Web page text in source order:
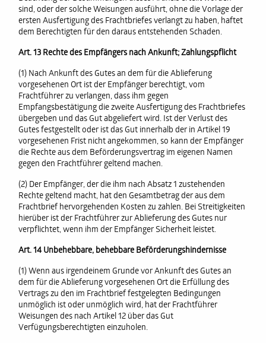
sind, oder der solche Weisungen ausführt, ohne die Vorlage der
ersten Ausfertigung des Frachtbriefes verlangt zu haben, haftet
dem Berechtigten für den daraus entstehenden Schaden.
Art. 13 Rechte des Empfängers nach Ankunft; Zahlungspflicht
(1) Nach Ankunft des Gutes an dem für die Ablieferung
vorgesehenen Ort ist der Empfänger berechtigt, vom
Frachtführer zu verlangen, dass ihm gegen
Empfangsbestätigung die zweite Ausfertigung des Frachtbriefes
übergeben und das Gut abgeliefert wird. Ist der Verlust des
Gutes festgestellt oder ist das Gut innerhalb der in Artikel 19
vorgesehenen Frist nicht angekommen, so kann der Empfänger
die Rechte aus dem Beförderungsvertrag im eigenen Namen
gegen den Frachtführer geltend machen.
(2) Der Empfänger, der die ihm nach Absatz 1 zustehenden
Rechte geltend macht, hat den Gesamtbetrag der aus dem
Frachtbrief hervorgehenden Kosten zu zahlen. Bei Streitigkeiten
hierüber ist der Frachtführer zur Ablieferung des Gutes nur
verpflichtet, wenn ihm der Empfänger Sicherheit leistet.
Art. 14 Unbehebbare, behebbare Beförderungshindernisse
(1) Wenn aus irgendeinem Grunde vor Ankunft des Gutes an
dem für die Ablieferung vorgesehenen Ort die Erfüllung des
Vertrags zu den im Frachtbrief festgelegten Bedingungen
unmöglich ist oder unmöglich wird, hat der Frachtführer
Weisungen des nach Artikel 12 über das Gut
Verfügungsberechtigten einzuholen.